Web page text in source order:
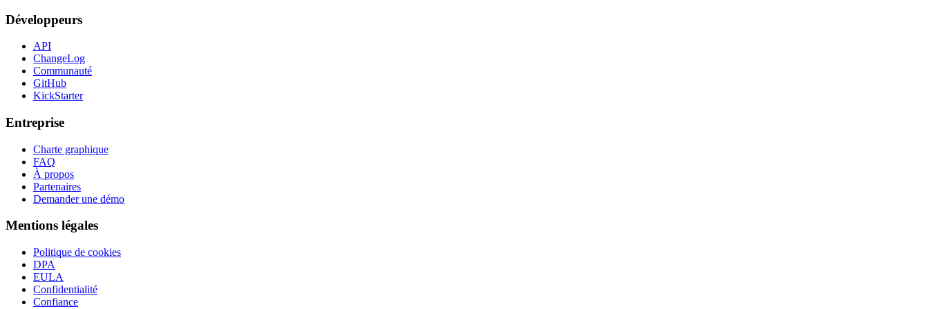
Développeurs
API
ChangeLog
Communauté
GitHub
KickStarter
Entreprise
Charte graphique
FAQ
À propos
Partenaires
Demander une démo
Mentions légales
Politique de cookies
DPA
EULA
Confidentialité
Confiance